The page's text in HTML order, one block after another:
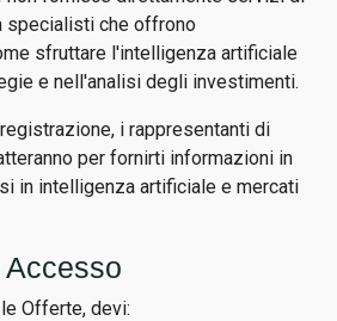
specialisti che offrono
sfruttare l'intelligenza artificiale
e nell'analisi degli investimenti.
i rappresentanti di
per fornirti informazioni in
in intelligenza artificiale e mercati
Offerte, devi: